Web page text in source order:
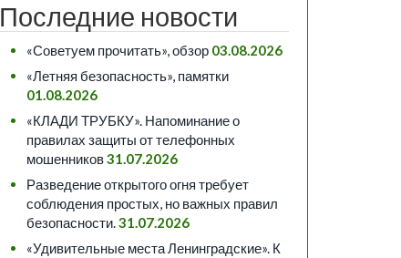
Последние новости
«Советуем прочитать», обзор 03.08.2026
«Летняя безопасность», памятки
01.08.2026
«КЛАДИ ТРУБКУ». Напоминание о
правилах защиты от телефонных
мошенников31.07.2026
Разведение открытого огня требует
соблюдения простых, но важных правил
безопасности.31.07.2026
«Удивительные места Ленинградские». К